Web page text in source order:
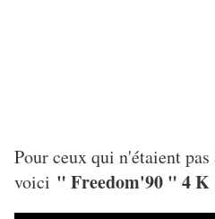
Pour ceux qui n'étaient pas
voici " Freedom'90 " 4 K